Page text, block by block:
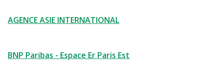
AGENCE ASIE INTERNATIONAL
BNP Paribas - Espace Er Paris Est